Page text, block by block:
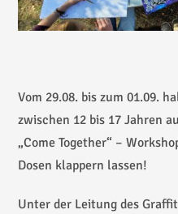
Vom 29.08. bis zum 01.09.
zwischen 12 bis 17 Jahren
„Come Together“ –
Dosen klappern lassen!
Unter der Leitung des